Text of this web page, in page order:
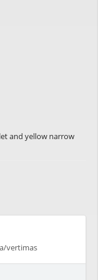
and yellow narrow
vertimas